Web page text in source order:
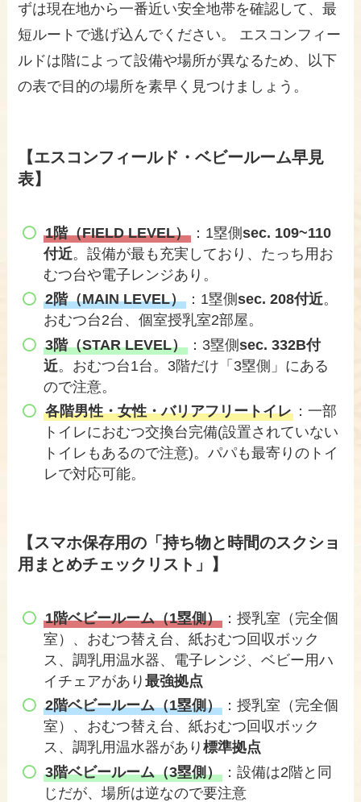
ずは現在地から一番近い安全地帯を確認して、最
短ルートで逃げ込んでください。 エスコンフィー
ルドは階によって設備や場所が異なるため、以下
の表で目的の場所を素早く見つけましょう。
【エスコンフィールド・ベビールーム早見
表】
1階（FIELD LEVEL）：1塁側sec. 109~110
付近。設備が最も充実しており、たっち用お
むつ台や電子レンジあり。
2階（MAIN LEVEL）：1塁側 sec. 208付近。
おむつ台2台、個室授乳室2部屋。
3階（STAR LEVEL）：3塁側sec. 332B付
近。おむつ台1台。3階だけ「3塁側」にある
ので注意。
各階男性・女性・バリアフリートイレ：一部
トイレにおむつ交換台完備(設置されていない
トイレもあるので注意)。パパも最寄りのトイ
レで対応可能。
【スマホ保存用の「持ち物と時間のスクショ
用まとめチェックリスト」】
1階ベビールーム（1塁側）：授乳室（完全個
室）、おむつ替え台、紙おむつ回収ボック
ス、調乳用温水器、電子レンジ、ベビー用ハ
イチェアがあり 最強拠点
2階ベビールーム（1塁側）：授乳室（完全個
室）、おむつ替え台、紙おむつ回収ボック
ス、調乳用温水器があり 標準拠点
3階ベビールーム（3塁側）：設備は2階と同
じだが、場所は逆なので要注意